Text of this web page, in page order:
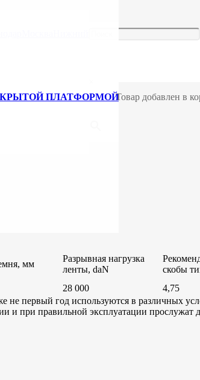
ПЛАТФОРМОЙТовар добавлен в
мм
Разрывная нагрузка
ленты, daN
скобы
28 000
4,75
первый год используются в различных
при правильной эксплуатации прослужат